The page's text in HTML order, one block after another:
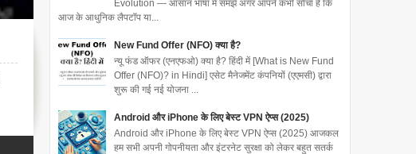
Evolution — आसान भाषा में समझें अगर आपने कभी सोचा है कि
आज के आधुनिक लैपटॉप या...
New Fund Offer (NFO) क्या है?
न्यू फंड ऑफर (एनएफओ) क्या है? हिंदी में [What is New Fund
Offer (NFO)? in Hindi] एसेट मैनेजमेंट कंपनियों (एएमसी) द्वारा
शुरू की गई नई योजना ...
Android और iPhone के लिए बेस्ट VPN ऐप्स (2025)
Android और iPhone के लिए बेस्ट VPN ऐप्स (2025) आजकल
हम सभी अपनी गोपनीयता और इंटरनेट सुरक्षा को लेकर बहुत सतर्क